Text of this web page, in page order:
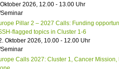
2026, 12.00 - 13.00 Uhr
Pillar 2 – 2027 Calls: Funding
flagged topics in Cluster 1-6
Oktober 2026, 10.00 - 12.00 Uhr
Calls 2027: Cluster 1, Cancer Mission,